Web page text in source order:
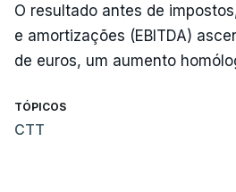
O resultado antes de
e amortizações (EBITDA)
de euros, um aumento
TÓPICOS
CTT